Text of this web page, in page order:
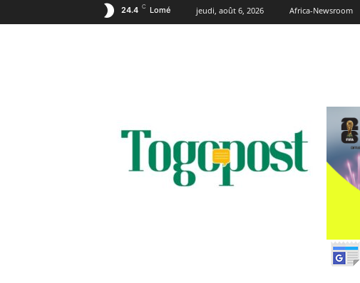
24.4 C Lomé jeudi, août 6, 2026 Africa-Newsroom